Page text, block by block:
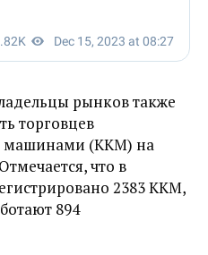
рынков также
торговцев
машинами (ККМ) на
что в
2383 ККМ,
894